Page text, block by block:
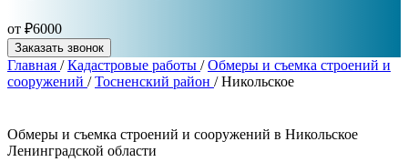
от ₽6000
Заказать звонок
Главная /Кадастровые работы /Обмеры и съемка строений и
сооружений /Тосненский район /Никольское
Обмеры и съемка строений и сооружений в Никольское
Ленинградской области